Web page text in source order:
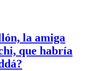
la amiga
que habría